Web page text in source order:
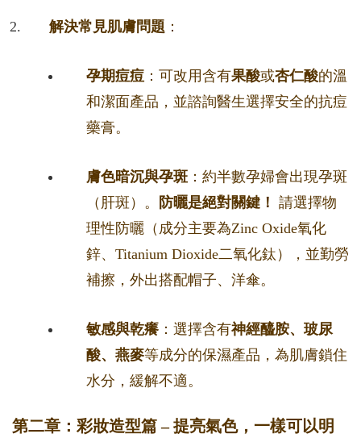
解決常見肌膚問題 ：
孕期痘痘 ：可改用含有果酸或杏仁酸的溫
和潔面產品，並諮詢醫生選擇安全的抗痘
藥膏。
膚色暗沉與孕斑 ：約半數孕婦會出現孕斑
（肝斑）。
防曬是絕對關鍵！ 請選擇物
理性防曬（成分主要為Zinc Oxide氧化
鋅、Titanium Dioxide二氧化鈦），並勤勞
補擦，外出搭配帽子、洋傘。
敏感與乾癢 ：選擇含有神經醯胺、玻尿
酸、燕麥等成分的保濕產品，為肌膚鎖住
水分，緩解不適。
第二章：彩妝造型篇 – 提亮氣色，一樣可以明